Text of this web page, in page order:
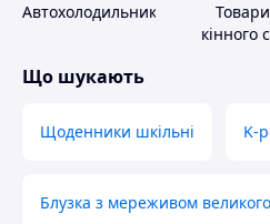
Автохолодильники
кінного
Що шукають
Щоденники шкільні K-
Блузка з мереживом